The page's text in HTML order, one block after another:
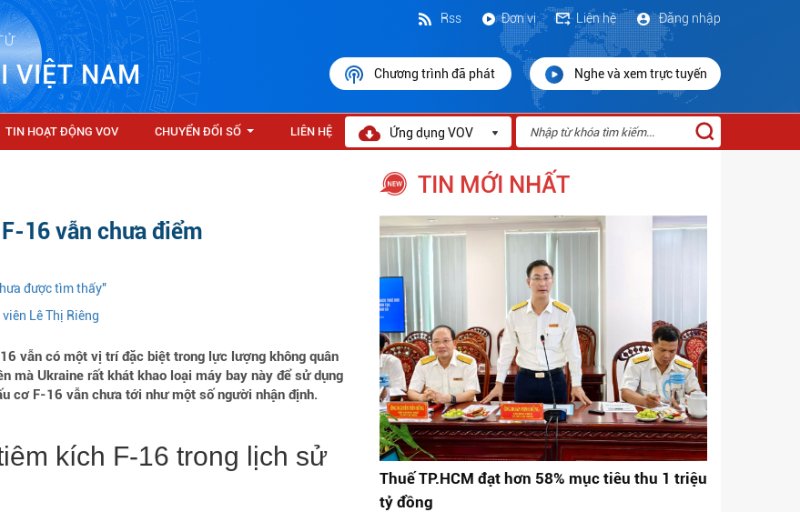
VIỆT NAM
Đăng nhập
Liên hệ
Đơn vị
Rss
Chương trình đã phát Nghe và xem trực tuyến
TIN HOẠT ĐỘNG VOV CHUYỂN ĐỔI SỐ LIÊN HỆ Ứng dụng VOV
16 vẫn chưa điểm
được tìm thấy"
Lê Thị Riêng
vẫn có một vị trí đặc biệt trong lực lượng không quân
mà Ukraine rất khát khao loại máy bay này để sử dụng
cơ F-16 vẫn chưa tới như một số người nhận định.
kích F-16 trong lịch sử
TIN MỚI NHẤT
Thuế TP.HCM đạt hơn 58% mục tiêu thu 1 triệu
tỷ đồng